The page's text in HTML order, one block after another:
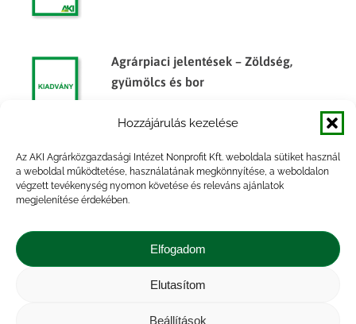
Hozzájárulás kezelése
Az AKI Agrárközgazdasági Intézet Nonprofit Kft. weboldala sütiket használ
a weboldal működtetése, használatának megkönnyítése, a weboldalon
végzett tevékenység nyomon követése és releváns ajánlatok
megjelenítése érdekében.
Elfogadom
Elutasítom
Beállítások
Agrárpiaci jelentések – Zöldség,
gyümölcs és bor
Agrárpiaci jelentések – Zöldség,
gyümölcs és bor
Kapcsolat |